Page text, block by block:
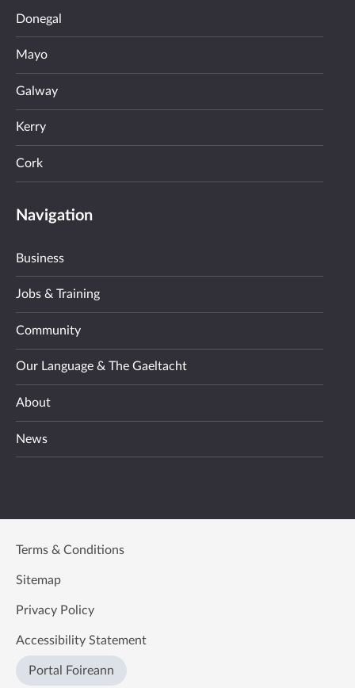
Donegal
Mayo
Galway
Kerry
Cork
Navigation
Business
Jobs & Training
Community
Our Language & The Gaeltacht
About
News
Terms & Conditions
Sitemap
Privacy Policy
Accessibility Statement
Portal Foireann